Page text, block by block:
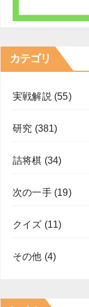
カテゴリ
実戦解説 (55)
研究 (381)
詰将棋 (34)
次の一手(19)
クイズ (11)
その他 (4)